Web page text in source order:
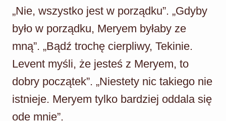
„Nie, wszystko jest w porządku”. „Gdyby
było w porządku, Meryem byłaby ze
mną”. „Bądź trochę cierpliwy, Tekinie.
Levent myśli, że jesteś z Meryem, to
dobry początek”. „Niestety nic takiego nie
istnieje. Meryem tylko bardziej oddala się
ode mnie”.